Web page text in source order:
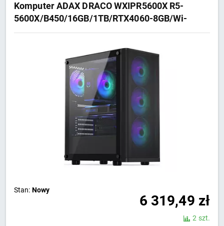
Komputer ADAX DRACO WXIPR5600X R5-
5600X/B450/16GB/1TB/RTX4060-8GB/Wi-
Fi/BT/W11Pro
Stan: Nowy
6 319,49 zł
2 szt.